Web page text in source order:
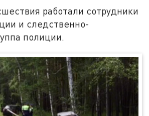
работали сотрудники
и следственно-
полиции.